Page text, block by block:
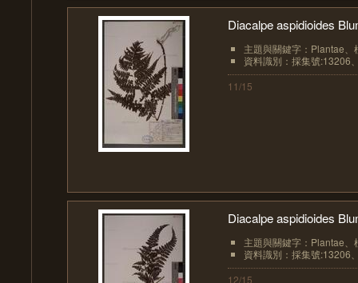
Diacalpe aspidioides
主題與關鍵字：Plantae
資料識別：採集號:13206
11/15
Diacalpe aspidioides
主題與關鍵字：Plantae
資料識別：採集號:13206
12/15